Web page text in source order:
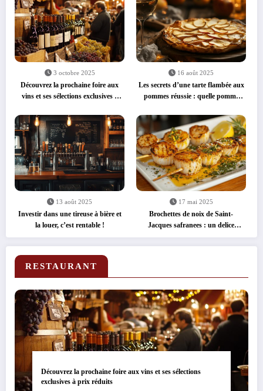
3 octobre 2025
Découvrez la prochaine foire aux
vins et ses sélections exclusives à
16 août 2025
Les secrets d’une tarte flambée aux
pommes réussie : quelle pomme
13 août 2025
Investir dans une tireuse à bière et
la louer, c’est rentable !
17 mai 2025
Brochettes de noix de Saint-
Jacques safranees : un delice
express
RESTAURANT
Découvrez la prochaine foire aux vins et ses sélections
exclusives à prix réduits